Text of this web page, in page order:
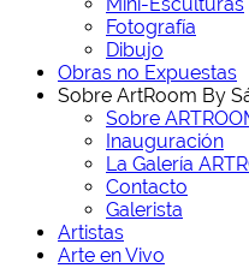
Fotografía
Dibujo
Obras no Expuestas
Sobre ArtRoom By
Sobre
Inauguración
La Galería
Contacto
Galerista
Artistas
Arte en Vivo